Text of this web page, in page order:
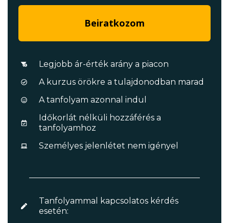
Beiratkozom
Legjobb ár-érték arány a piacon
A kurzus örökre a tulajdonodban marad
A tanfolyam azonnal indul
Időkorlát nélküli hozzáférés a
tanfolyamhoz
Személyes jelenlétet nem igényel
Tanfolyammal kapcsolatos kérdés
esetén: